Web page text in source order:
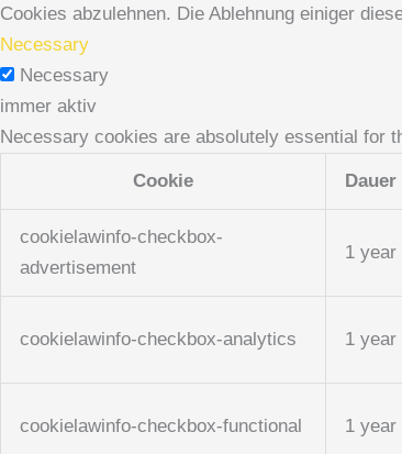
Cookies abzulehnen. Die Ablehnung einiger
Necessary
Necessary
immer aktiv
Necessary cookies are absolutely essential for
Cookie Dauer
cookielawinfo-checkbox-
advertisement
1 year
cookielawinfo-checkbox-analytics 1 year
cookielawinfo-checkbox-functional 1 year